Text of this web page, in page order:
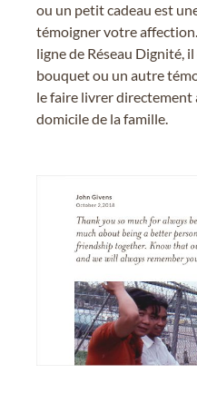
ou un petit cadeau est
témoigner votre
ligne de Réseau Dignité,
bouquet ou un autre
le faire livrer directement
domicile de la famille.